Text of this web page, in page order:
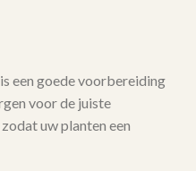
een goede voorbereiding
voor de juiste
uw planten een